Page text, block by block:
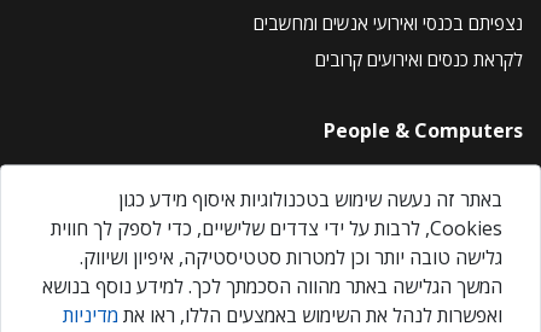
נצפיתם בכנסי ואירועי אנשים ומחשבים
לקראת כנסים ואירועים קרובים
People & Computers
About Us
Privacy Policy
Contact Us
Our Events
באתר זה נעשה שימוש בטכנולוגיות איסוף מידע כגון
Cookies, לרבות על ידי צדדים שלישיים, כדי לספק לך חווית
גלישה טובה יותר וכן למטרות סטטיסטיקה, איפיון ושיווק.
המשך הגלישה באתר מהווה הסכמתך לכך. למידע נוסף בנושא
ואפשרות לנהל את השימוש באמצעים הללו, ראו את מדיניות